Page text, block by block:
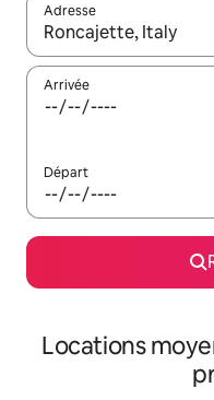
Adresse
Lorsque les résultats
Arrivée
Départ
Locations